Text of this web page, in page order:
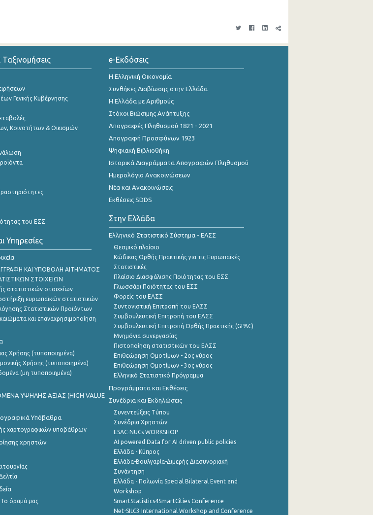
Γενικής Κυβέρνησης
Κοινοτήτων & Οικισμών
του ΕΣΣ
Υπηρεσίες
ΚΑΙ ΥΠΟΒΟΛΗ ΑΙΤΗΜΑΤΟΣ
ΣΤΟΙΧΕΙΩΝ
στατιστικών στοιχείων
ευρωπαϊκών στατιστικών
Στατιστικών Προϊόντων
και επαναχρησιμοποίηση
Χρήσης (τυποποιημένα)
Χρήσης (τυποποιημένα)
(μη τυποποιημένα)
ΥΨΗΛΗΣ ΑΞΙΑΣ (HIGH VALUE
Υπόβαθρα
χαρτογραφικών υποβάθρων
χρηστών
όραμά μας
e-Εκδόσεις
Η Ελληνική Οικονομία
Συνθήκες Διαβίωσης στην Ελλάδα
Η Ελλάδα με Αριθμούς
Στόχοι Βιώσιμης Ανάπτυξης
Απογραφές Πληθυσμού 1821 - 2021
Απογραφή Προσφύγων 1923
Ψηφιακή Βιβλιοθήκη
Ιστορικά Διαγράμματα Απογραφών Πληθυσμού
Ημερολόγιο Ανακοινώσεων
Νέα και Ανακοινώσεις
Εκθέσεις SDDS
Στην Ελλάδα
Ελληνικό Στατιστικό Σύστημα - ΕΛΣΣ
Θεσμικό πλαίσιο
Κώδικας Ορθής Πρακτικής για τις Ευρωπαϊκές
Στατιστικές
Πλαίσιο Διασφάλισης Ποιότητας του ΕΣΣ
Γλωσσάρι Ποιότητας του ΕΣΣ
Φορείς του ΕΛΣΣ
Συντονιστική Επιτροπή του ΕΛΣΣ
Συμβουλευτική Επιτροπή του ΕΛΣΣ
Συμβουλευτική Επιτροπή Ορθής Πρακτικής (GPAC)
Μνημόνια συνεργασίας
Πιστοποίηση στατιστικών του ΕΛΣΣ
Επιθεώρηση Ομοτίμων - 2ος γύρος
Επιθεώρηση Ομοτίμων - 3ος γύρος
Ελληνικό Στατιστικό Πρόγραμμα
Προγράμματα και Εκθέσεις
Συνέδρια και Εκδηλώσεις
Συνεντεύξεις Τύπου
Συνέδρια Χρηστών
ESAC-NUCs WORKSHOP
AI powered Data for AI driven public policies
Ελλάδα - Κύπρος
Ελλάδα-Βουλγαρία-Διμερής Διασυνοριακή
Συνάντηση
Ελλάδα - Πολωνία Special Bilateral Event and
Workshop
SmartStatistics4SmartCities Conference
Net-SILC3 International Workshop and Conference